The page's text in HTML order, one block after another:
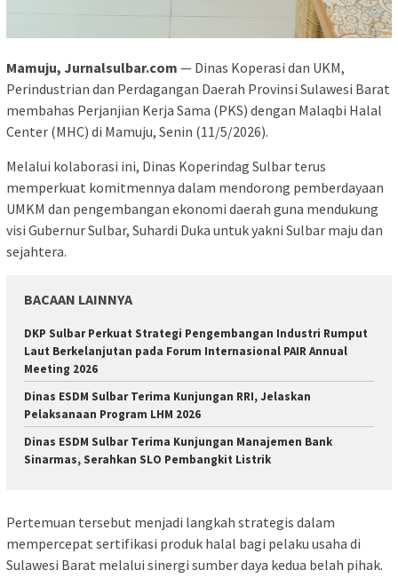
Mamuju, Jurnalsulbar.com — Dinas Koperasi dan UKM,
Perindustrian dan Perdagangan Daerah Provinsi Sulawesi Barat
membahas Perjanjian Kerja Sama (PKS) dengan Malaqbi Halal
Center (MHC) di Mamuju, Senin (11/5/2026).
Melalui kolaborasi ini, Dinas Koperindag Sulbar terus
memperkuat komitmennya dalam mendorong pemberdayaan
UMKM dan pengembangan ekonomi daerah guna mendukung
visi Gubernur Sulbar, Suhardi Duka untuk yakni Sulbar maju dan
sejahtera.
BACAAN LAINNYA
DKP Sulbar Perkuat Strategi Pengembangan Industri Rumput
Laut Berkelanjutan pada Forum Internasional PAIR Annual
Meeting 2026
Dinas ESDM Sulbar Terima Kunjungan RRI, Jelaskan
Pelaksanaan Program LHM 2026
Dinas ESDM Sulbar Terima Kunjungan Manajemen Bank
Sinarmas, Serahkan SLO Pembangkit Listrik
Pertemuan tersebut menjadi langkah strategis dalam
mempercepat sertifikasi produk halal bagi pelaku usaha di
Sulawesi Barat melalui sinergi sumber daya kedua belah pihak.